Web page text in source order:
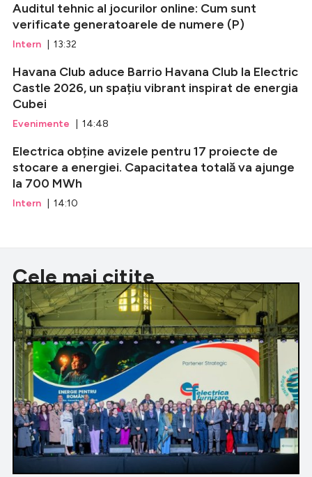
Auditul tehnic al jocurilor online: Cum sunt
verificate generatoarele de numere (P)
Intern | 13:32
Havana Club aduce Barrio Havana Club la Electric
Castle 2026, un spațiu vibrant inspirat de energia
Cubei
Evenimente | 14:48
Electrica obține avizele pentru 17 proiecte de
stocare a energiei. Capacitatea totală va ajunge
la 700 MWh
Intern | 14:10
Cele mai citite